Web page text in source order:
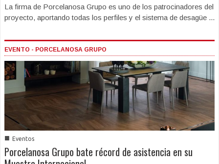
La firma de Porcelanosa Grupo es uno de los patrocinadores del
proyecto, aportando todas los perfiles y el sistema de desagüe ...
EVENTO - PORCELANOSA GRUPO
■ Eventos
Porcelanosa Grupo bate récord de asistencia en su